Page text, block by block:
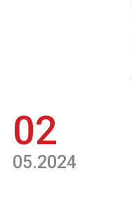
02
05.2024